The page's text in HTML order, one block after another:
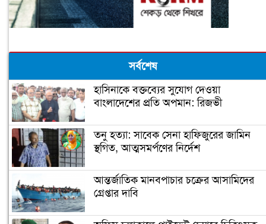
সর্বশেষ
হাসিনাকে বক্তব্যের সুযোগ দেওয়া
বাংলাদেশের প্রতি অপমান: রিজভী
তনু হত্যা: সাবেক সেনা হাফিজুরের জামিন
স্থগিত, আত্মসমর্পণের নির্দেশ
আন্তর্জাতিক মানবপাচার চক্রের আসামিদের
গ্রেপ্তার দাবি